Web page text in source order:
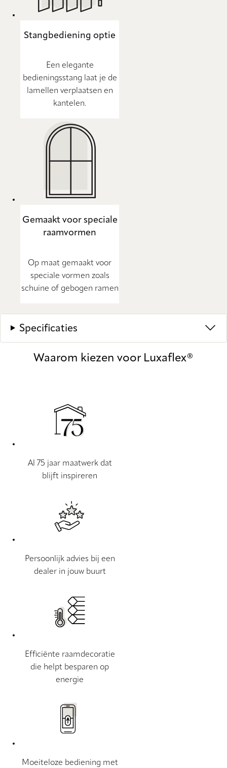
Stangbediening optie
Een elegante
bedieningsstang laat je de
lamellen verplaatsen en
kantelen.
Gemaakt voor speciale
raamvormen
Op maat gemaakt voor
speciale vormen zoals
schuine of gebogen ramen
Specificaties
Waarom kiezen voor Luxaflex®
Al 75 jaar maatwerk dat
blijft inspireren
Persoonlijk advies bij een
dealer in jouw buurt
Efficiënte raamdecoratie
die helpt besparen op
energie
Moeiteloze bediening met